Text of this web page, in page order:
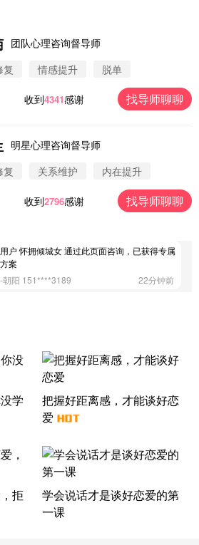
团队心理咨询督导师
复
情感提升 脱单
收到4341感谢 找导师聊聊
明星心理咨询督导师
复
关系维护 内在提升
收到2796感谢 找导师聊聊
杭州 183****4847
15分钟前
用户 大太阳 通过此页面咨询，已获得专属情感
南京 158****7931
5分钟前
户 怀拥倾城女 通过此页面咨询，已获得专属
户 巧?媚儿 通过此页面咨询，已获得专属情感
浦东 177****9074
56分钟前
用户 司马锘 通过此页面咨询，已获得专属情感
-武汉 135****7410
户 困困魚? 通过此页面咨询，已获得专属情感
户 喜欢下雨天^ 通过此页面咨询，已获得专属
案
-宁波 150****8921
户 逆光下的微笑 通过此页面咨询，已获得专
学
把握好距离感，才能谈好恋
爱
拒
学会说话才是谈好恋爱的第
一课